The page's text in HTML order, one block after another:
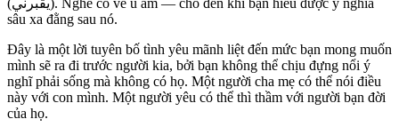
(يقبرني). Nghe có vẻ u ám — cho đến khi bạn hiểu được ý nghĩa
sâu xa đằng sau nó.
Đây là một lời tuyên bố tình yêu mãnh liệt đến mức bạn mong muốn
mình sẽ ra đi trước người kia, bởi bạn không thể chịu đựng nổi ý
nghĩ phải sống mà không có họ. Một người cha mẹ có thể nói điều
này với con mình. Một người yêu có thể thì thầm với người bạn đời
của họ.